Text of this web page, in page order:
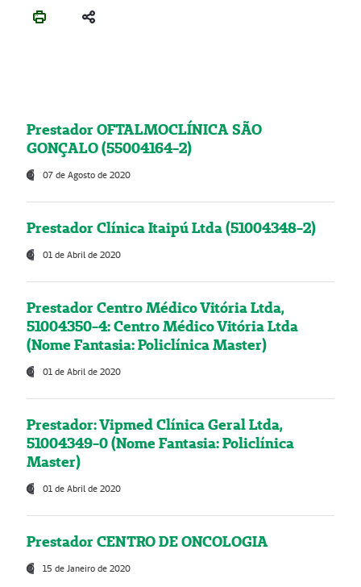
Prestador OFTALMOCLÍNICA SÃO
GONÇALO (55004164-2)
07 de Agosto de 2020
Prestador Clínica Itaipú Ltda (51004348-2)
01 de Abril de 2020
Prestador Centro Médico Vitória Ltda,
51004350-4: Centro Médico Vitória Ltda
(Nome Fantasia: Policlínica Master)
01 de Abril de 2020
Prestador: Vipmed Clínica Geral Ltda,
51004349-0 (Nome Fantasia: Policlínica
Master)
01 de Abril de 2020
Prestador CENTRO DE ONCOLOGIA
15 de Janeiro de 2020